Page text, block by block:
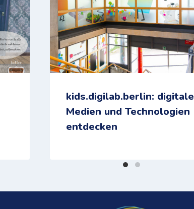
kids.digilab.berlin: digitale
Medien und Technologien
entdecken